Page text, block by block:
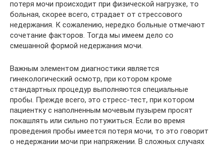
потеря мочи происходит при физической нагрузке, то
больная, скорее всего, страдает от стрессового
недержания. К сожалению, нередко больные отмечают
сочетание факторов. Тогда мы имеем дело со
смешанной формой недержания мочи.
Важным элементом диагностики является
гинекологический осмотр, при котором кроме
стандартных процедур выполняются специальные
пробы. Прежде всего, это стресс-тест, при котором
пациентку с наполненным мочевым пузырем просят
покашлять или сильно потужиться. Если во время
проведения пробы имеется потеря мочи, то это говорит
о недержании мочи при напряжении. В сложных случаях